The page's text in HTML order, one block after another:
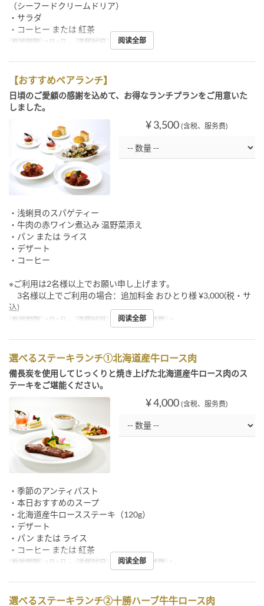
（シーフードクリームドリア）
・サラダ
・コーヒー または 紅茶
有效期限 3月1日 ~ 进餐时间 午餐阅读全部
【おすすめペアランチ】
日頃のご愛顧の感謝を込めて、お得なランチプランをご用意いた
しました。
¥ 3,500 (含税、服务费)
・浅蜊貝のスパゲティー
・牛肉の赤ワイン煮込み 温野菜添え
・パン または ライス
・デザート
・コーヒー
※ご利用は2名様以上でお願い申し上げます。
3名様以上でご利用の場合：追加料金 おひとり様 ¥3,000(税・サ
込)
有效期限 3月1日 ~ 进餐时间 午餐 最大下单数 2 ~
阅读全部
選べるステーキランチ①北海道産牛ロース肉
備長炭を使用してじっくりと焼き上げた北海道産牛ロース肉のス
テーキをご堪能ください。
¥ 4,000 (含税、服务费)
・季節のアンティパスト
・本日おすすめのスープ
・北海道産牛ロースステーキ（120g）
・デザート
・パン または ライス
・コーヒー または 紅茶
有效期限 3月1日 ~ 进餐时间 午餐 最大下单数 1 ~
阅读全部
選べるステーキランチ②十勝ハーブ牛牛ロース肉